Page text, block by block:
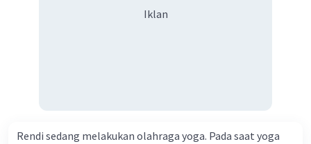
Iklan
Rendi sedang melakukan olahraga yoga. Pada saat yoga